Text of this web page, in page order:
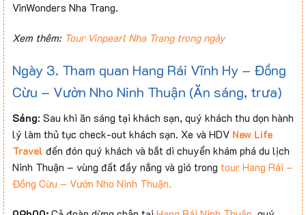
VinWonders Nha Trang.
Xem thêm:Tour Vinpearl Nha Trang trong ngày
Ngày 3. Tham quan Hang Rái Vĩnh Hy – Đồng
Cừu – Vườn Nho Ninh Thuận (Ăn sáng, trưa)
Sáng: Sau khi ăn sáng tại khách sạn, quý khách thu dọn hành
lý làm thủ tục check-out khách sạn. Xe và HDV New Life
Travel đến đón quý khách và bắt di chuyển khám phá du lịch
Ninh Thuận – vùng đất đầy nắng và gió trong tour Hang Rái –
Đồng Cừu – Vườn Nho Ninh Thuận.